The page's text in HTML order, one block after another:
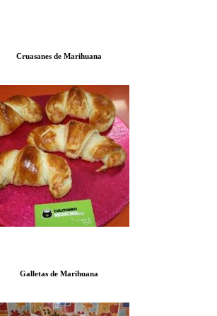
Cruasanes de Marihuana
Galletas de Marihuana